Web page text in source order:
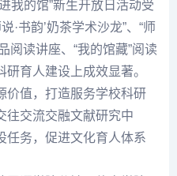
我的馆”新生开放日活动受
·书韵’奶茶学术沙龙”、“师
阅读讲座、“我的馆藏”阅读
育人建设上成效显著。
价值，打造服务学校科研
往交流交融文献研究中
任务，促进文化育人体系